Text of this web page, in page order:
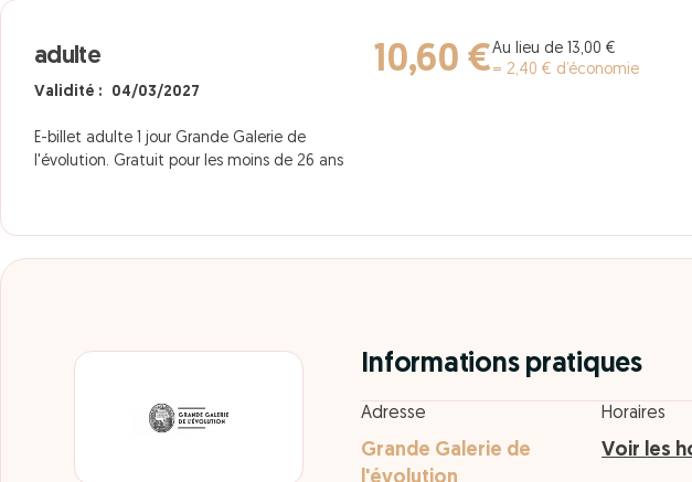
adulte
Validité : 04/03/2027
E-billet adulte 1 jour Grande Galerie de
l'évolution. Gratuit pour les moins de 26 ans
10,60 €Au lieu de 13,00 €
= 2,40 € d’économie
Informations pratiques
Adresse
Grande Galerie de
Horaires
Voir les